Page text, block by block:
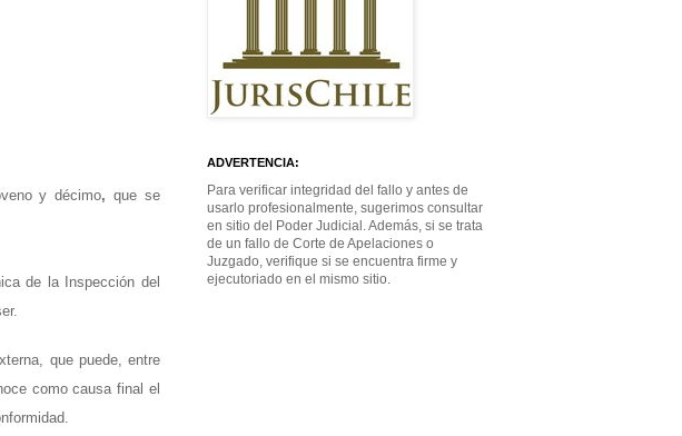
y décimo,que se
de la Inspección del
que puede, entre
como causa final el
ADVERTENCIA:
Para verificar integridad del fallo y antes de
usarlo profesionalmente, sugerimos consultar
en sitio del Poder Judicial. Además, si se trata
de un fallo de Corte de Apelaciones o
Juzgado, verifique si se encuentra firme y
ejecutoriado en el mismo sitio.